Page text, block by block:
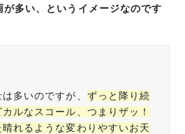
多い、というイメージなのです
多いのですが、 ずっと降り続
ルなスコール、つまりザッ！
れるような変わりやすいお天